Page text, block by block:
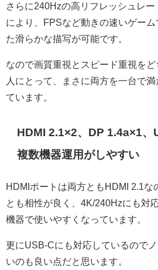
さらに240Hzの高リフレッシュレ
により、FPSなど動きの速いゲーム
た滑らかな描写が可能です。
なので画質重視とスピード重視を
人にとって、まさに両方を一台で
ています。
HDMI 2.1×2、DP 1.4a×1、
複数機器運用がしやすい
HDMIポートは両方ともHDMI 2.1な
とも相性が良く、4K/240Hzにも対
機器で使いやすくなっています。
更にUSB-Cにも対応しているので
いのも良い点だと思います。